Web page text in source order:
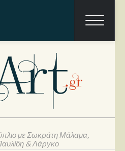
με Σωκράτη Μάλαμα,
& Λάργκο